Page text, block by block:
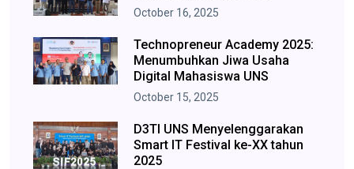
October 16, 2025
Technopreneur Academy 2025:
Menumbuhkan Jiwa Usaha
Digital Mahasiswa UNS
October 15, 2025
D3TI UNS Menyelenggarakan
Smart IT Festival ke-XX tahun
2025